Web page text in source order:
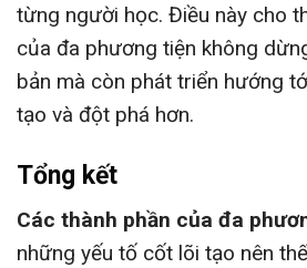
từng người học. Điều này cho
của đa phương tiện không
bản mà còn phát triển hướng
tạo và đột phá hơn.
Tổng kết
Các thành phần của đa
những yếu tố cốt lõi tạo nên